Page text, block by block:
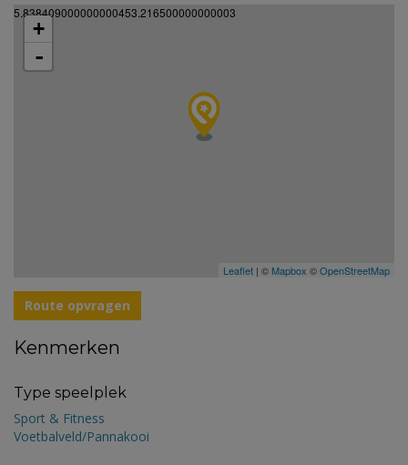
5.838409000000000453.216500000000003
+
-
Leaflet | © Mapbox ©OpenStreetMap
Route opvragen
Kenmerken
Type speelplek
Sport & Fitness
Voetbalveld/Pannakooi